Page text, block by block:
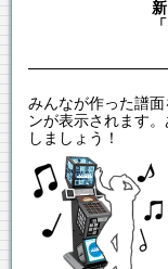
みんなが作った譜
ンが表示されます
しましょう！